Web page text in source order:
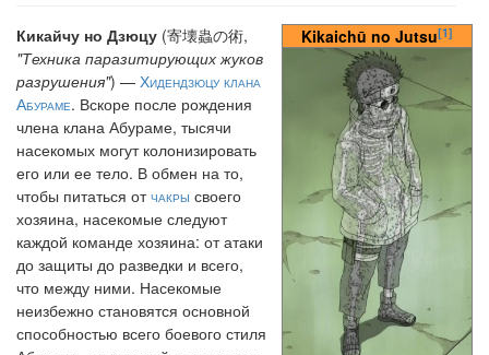
Kikaichū no Jutsu[1]
Кикайчу но Дзюцу (寄壊蟲の術,
"Техника паразитирующих жуков
разрушения") — Хидендзюцу клана
Абураме. Вскоре после рождения
члена клана Абураме, тысячи
насекомых могут колонизировать
его или ее тело. В обмен на то,
чтобы питаться отчакры своего
хозяина, насекомые следуют
каждой команде хозяина: от атаки
до защиты до разведки и всего,
что между ними. Насекомые
неизбежно становятся основной
способностью всего боевого стиля